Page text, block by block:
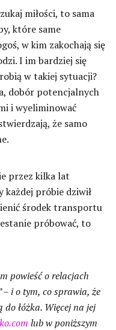
miłości, to sama
które same
w kim zakochają się
I im bardziej się
w takiej sytuacji?
dobór potencjalnych
i wyeliminować
że samo
przez kilka lat
każdej próbie dziwił
środek transportu
próbować, to
powieść o relacjach
i o tym, co sprawia, że
łóżka. Więcej na jej
lub w poniższym